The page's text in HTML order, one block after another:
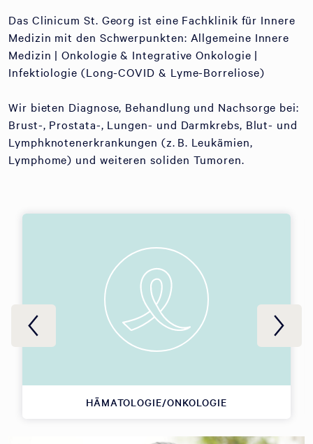
Das Clinicum St. Georg ist eine Fachklinik für Innere
Medizin mit den Schwerpunkten: Allgemeine Innere
Medizin | Onkologie & Integrative Onkologie |
Infektiologie (Long-COVID & Lyme-Borreliose)
Wir bieten Diagnose, Behandlung und Nachsorge bei:
Brust-, Prostata-, Lungen- und Darmkrebs, Blut- und
Lymphknotenerkrankungen (z. B. Leukämien,
Lymphome) und weiteren soliden Tumoren.
HÄMATOLOGIE/ONKOLOGIE